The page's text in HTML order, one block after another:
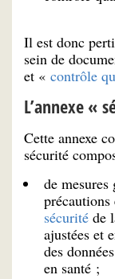
Il est donc
sein de
et « contrôle
L’annexe «
Cette annexe
sécurité
de mesures
précautions
sécurité de
ajustées et
des
en santé ;